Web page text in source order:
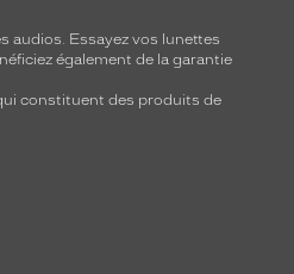
audios. Essayez vos lunettes
également de la garantie
constituent des produits de